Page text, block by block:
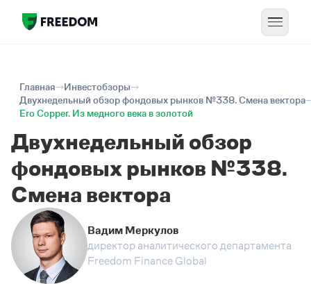
Главная
Инвестобзоры
Двухнедельный обзор фондовых рынков №338. Смена вектора
Ero Copper. Из медного века в золотой
Двухнедельный обзор
фондовых рынков №338.
Смена вектора
Вадим Меркулов
директор аналитического департамента
Freedom Finance Global